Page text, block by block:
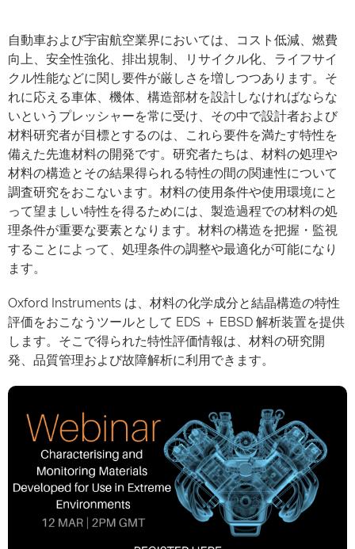
自動車および宇宙航空業界においては、コスト低減、燃費
向上、安全性強化、排出規制、リサイクル化、ライフサイ
クル性能などに関し要件が厳しさを増しつつあります。そ
れに応える車体、機体、構造部材を設計しなければならな
いというプレッシャーを常に受け、その中で設計者および
材料研究者が目標とするのは、これら要件を満たす特性を
備えた先進材料の開発です。研究者たちは、材料の処理や
材料の構造とその結果得られる特性の間の関連性について
調査研究をおこないます。材料の使用条件や使用環境にと
って望ましい特性を得るためには、製造過程での材料の処
理条件が重要な要素となります。材料の構造を把握・監視
することによって、処理条件の調整や最適化が可能になり
ます。
Oxford Instruments は、材料の化学成分と結晶構造の特性
評価をおこなうツールとして EDS ＋ EBSD 解析装置を提供
します。そこで得られた特性評価情報は、材料の研究開
発、品質管理および故障解析に利用できます。